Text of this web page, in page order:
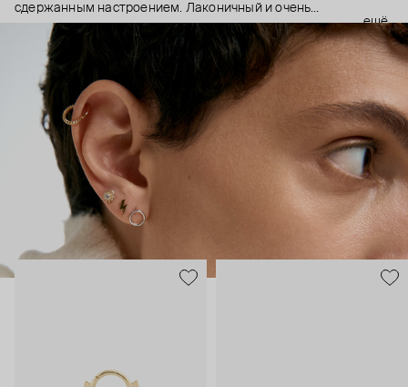
сдержанным настроением. Лаконичный и очень
ненавязчивый дизайн, качественные материалы и высокие
технологии производства – этот пирсинг становится
практически продолжением тела, так, чтобы носить было
безопасно и комфортно в любой ситуации.
ещё